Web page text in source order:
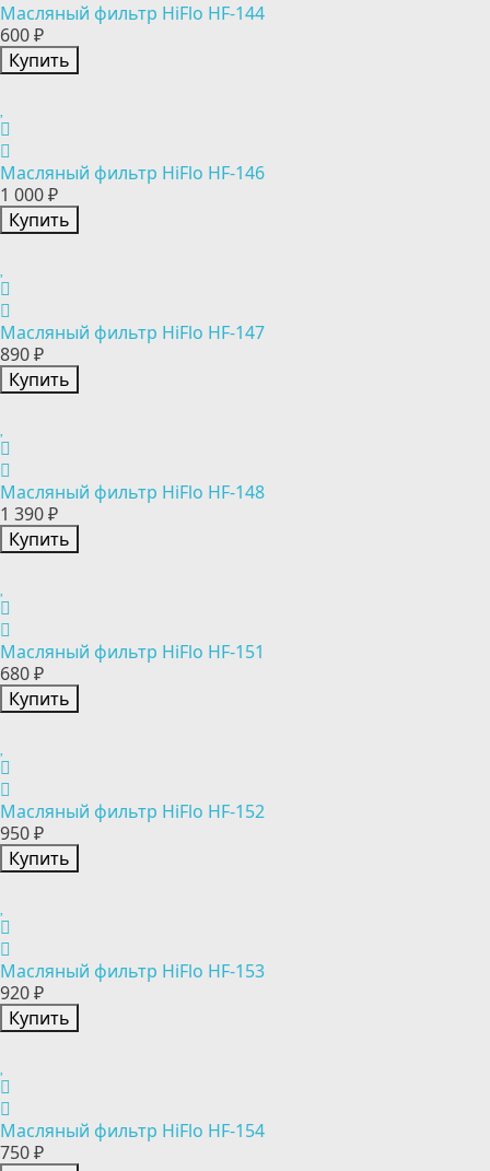
Масляный фильтр HiFlo HF-144
600 ₽
Купить
Масляный фильтр HiFlo HF-146
1 000 ₽
Купить
Масляный фильтр HiFlo HF-147
890 ₽
Купить
Масляный фильтр HiFlo HF-148
1 390 ₽
Купить
Масляный фильтр HiFlo HF-151
680 ₽
Купить
Масляный фильтр HiFlo HF-152
950 ₽
Купить
Масляный фильтр HiFlo HF-153
920 ₽
Купить
Масляный фильтр HiFlo HF-154
750 ₽